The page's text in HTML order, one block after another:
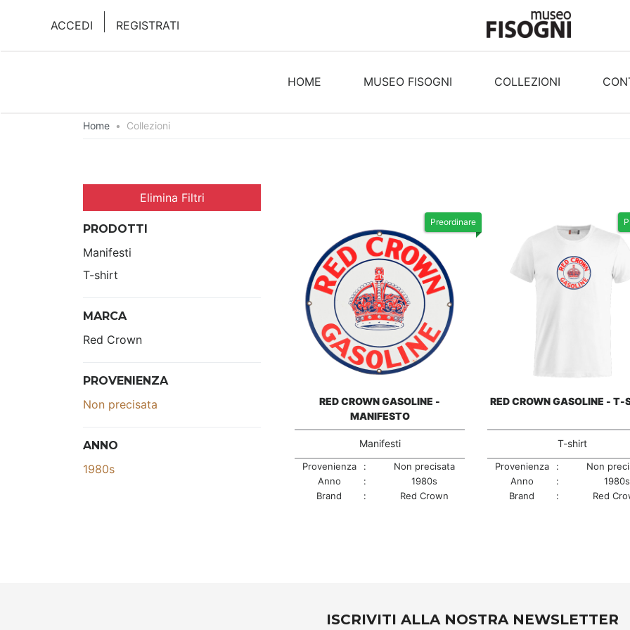
ACCEDI REGISTRATI
HOME MUSEO FISOGNI COLLEZIONI
Home • Collezioni
Elimina Filtri
PRODOTTI
Manifesti
T-shirt
MARCA
Red Crown
PROVENIENZA
Non precisata
ANNO
1980s
Preordinare
RED CROWN GASOLINE -
MANIFESTO
Manifesti
Provenienza :
Non precisata
Anno
:
1980s
Brand
: Red Crown
RED CROWN GASOLINE - T-
T-shirt
Provenienza :
Non
Anno
:
1980s
Brand
: Red
ISCRIVITI ALLA NOSTRA NEWSLETTER